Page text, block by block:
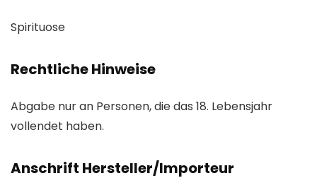
Spirituose
Rechtliche Hinweise
Abgabe nur an Personen, die das 18. Lebensjahr
vollendet haben.
Anschrift Hersteller/Importeur